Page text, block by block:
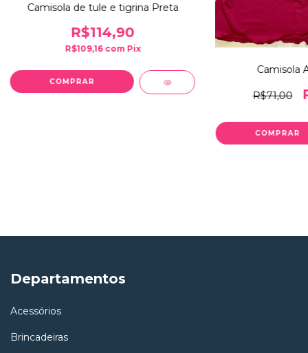
Camisola de tule e tigrina Preta
R$114,90
R$109,16 com Pix
COMPRAR
Camisola
R$71,00
COMPRAR
Departamentos
Acessórios
Brincadeiras